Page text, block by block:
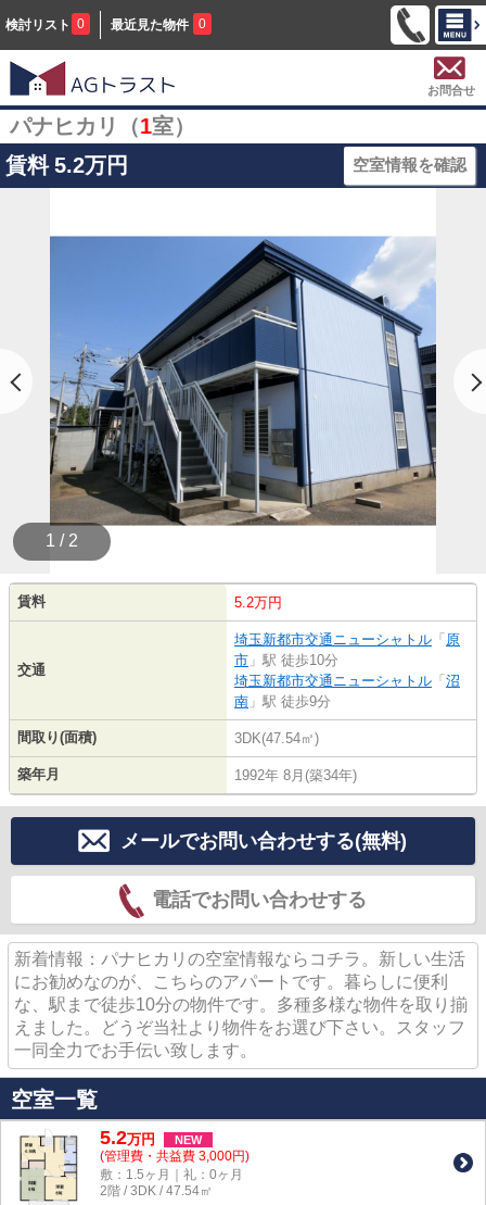
検討リスト 0 最近見た物件 0
お問合せ
パナヒカリ（1室）
賃料 5.2万円 空室情報を確認
1 / 2
賃料 5.2万円
交通
埼玉新都市交通ニューシャトル 「 原
市 」駅 徒歩10分
埼玉新都市交通ニューシャトル 「 沼
南 」駅 徒歩9分
間取り(面積) 3DK(47.54㎡)
築年月 1992年 8月(築34年)
メールでお問い合わせする(無料)
電話でお問い合わせする
新着情報：パナヒカリの空室情報ならコチラ。新しい生活
にお勧めなのが、こちらのアパートです。暮らしに便利
な、駅まで徒歩10分の物件です。多種多様な物件を取り揃
えました。どうぞ当社より物件をお選び下さい。スタッフ
一同全力でお手伝い致します。
空室一覧
5.2万円 NEW
(管理費・共益費 3,000円)
敷：1.5ヶ月｜礼：0ヶ月
2階 / 3DK / 47.54㎡